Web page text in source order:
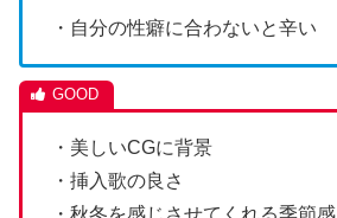
・自分の性癖に合わないと辛い
・美しいCGに背景
・挿入歌の良さ